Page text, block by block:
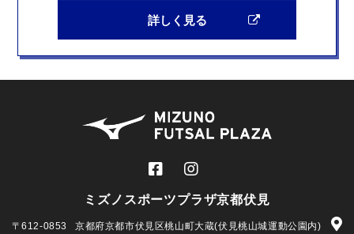
詳しく見る
ミズノスポーツプラザ京都伏見
〒612-0853 京都府京都市伏見区桃山町大蔵(伏見桃山城運動公園内)